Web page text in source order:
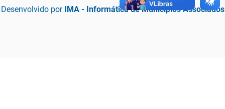
Desenvolvido por IMA - Informática de Municípios Associados